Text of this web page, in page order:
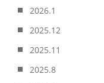
2026.1
2025.12
2025.11
2025.8